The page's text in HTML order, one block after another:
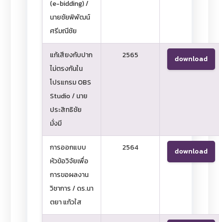
(e-bidding) /
นายชัยพิพัฒน์
ศรีมณีชัย
แก้เสียงกับปาก
ไม่ตรงกันใน
โปรแกรม OBS
Studio / นาย
ประสิทธิชัย
มั่งมี
2565 download
การออกแบบ
หัวข้อวิจัยเพื่อ
การขอผลงาน
วิชาการ / ดร.นา
ตยา แก้วใส
2564 download